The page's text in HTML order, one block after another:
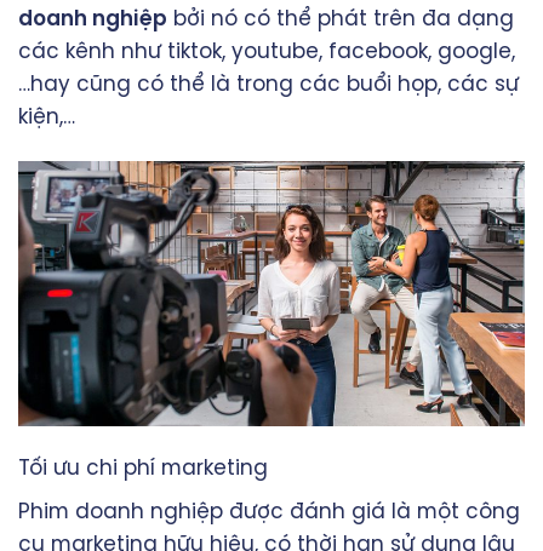
doanh nghiệp bởi nó có thể phát trên đa dạng
các kênh như tiktok, youtube, facebook, google,
…hay cũng có thể là trong các buổi họp, các sự
kiện,…
Tối ưu chi phí marketing
Phim doanh nghiệp được đánh giá là một công
cụ marketing hữu hiệu, có thời hạn sử dụng lâu